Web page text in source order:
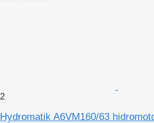
2
Hydromatik A6VM160/63